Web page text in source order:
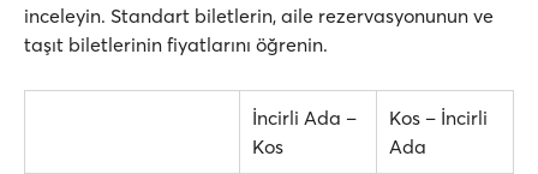
inceleyin. Standart biletlerin, aile rezervasyonunun ve
taşıt biletlerinin fiyatlarını öğrenin.
İncirli Ada –
Kos
Kos – İncirli
Ada